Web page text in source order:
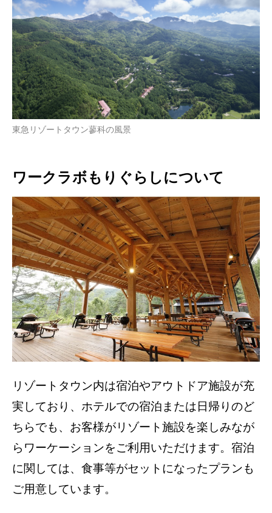
東急リゾートタウン蓼科の風景
ワークラボもりぐらしについて
リゾートタウン内は宿泊やアウトドア施設が充
実しており、ホテルでの宿泊または日帰りのど
ちらでも、お客様がリゾート施設を楽しみなが
らワーケーションをご利用いただけます。宿泊
に関しては、食事等がセットになったプランも
ご用意しています。